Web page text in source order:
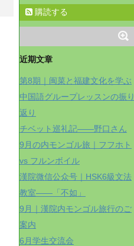
購読する
近期文章
第8期｜闽菜と福建文化を学ぶ
中国語グループレッスンの振り
返り
チベット巡礼記——野口さん
9月の内モンゴル旅｜フフホト
vs フルンボイル
漢院微信公众号｜HSK6級文法
教室——「不如」
9月｜漢院内モンゴル旅行のご
案内
6月学生交流会